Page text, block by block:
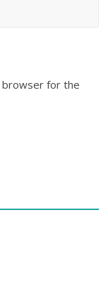
browser for the